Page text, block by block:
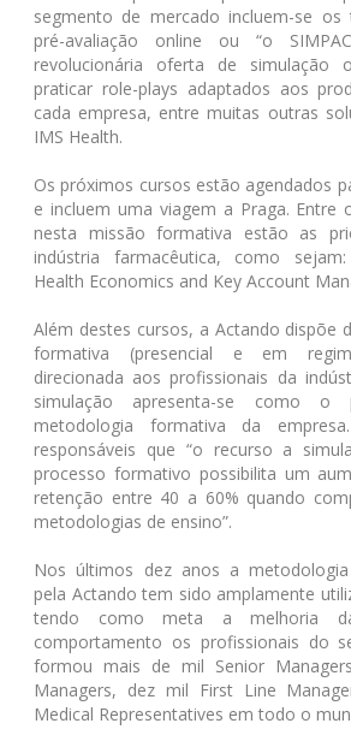
segmento de mercado incluem-se
pré-avaliação online ou “o
revolucionária oferta de simulação
praticar role-plays adaptados aos
cada empresa, entre muitas outras
IMS Health.
Os próximos cursos estão agendados
e incluem uma viagem a Praga. Entre
nesta missão formativa estão as
indústria farmacêutica, como
Health Economics and Key Account
Além destes cursos, a Actando dispõe
formativa (presencial e em
direcionada aos profissionais da
simulação apresenta-se como o
metodologia formativa da
responsáveis que “o recurso a
processo formativo possibilita um
retenção entre 40 a 60% quando
metodologias de ensino”.
Nos últimos dez anos a
pela Actando tem sido amplamente
tendo como meta a melhoria
comportamento os profissionais do
formou mais de mil Senior
Managers, dez mil First Line
Medical Representatives em todo o